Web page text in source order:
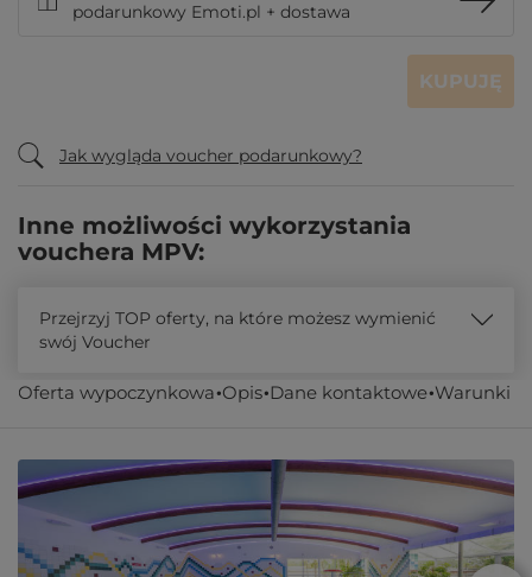
podarunkowy Emoti.pl + dostawa
KUPUJĘ
Jak wygląda voucher podarunkowy?
Oferta wypoczynkowa Opis Dane kontaktowe Warunki
Inne możliwości wykorzystania
vouchera MPV:
Przejrzyj TOP oferty, na które możesz wymienić
swój Voucher
Podobne oferty